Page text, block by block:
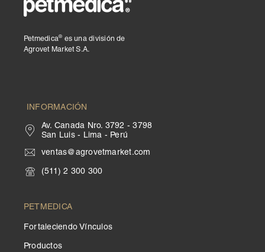
Petmedica® es una división de
Agrovet Market S.A.
INFORMACIÓN
Av. Canada Nro. 3792 - 3798
San Luis - Lima - Perú
ventas@agrovetmarket.com
(511) 2 300 300
PETMEDICA
Fortaleciendo Vínculos
Productos